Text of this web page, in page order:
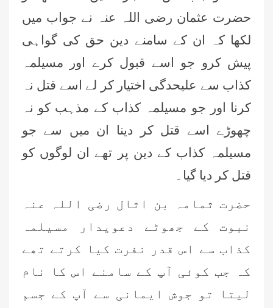
حضرت عثمان رضی اللہ عنہ نے جواب میں
لکھا کہ ان کے سامنے دین حق کی گواہی
پیش کرو جو اسے قبول کرے اور مسیلمہ
کذاب سے علیحدگی اختیار کر لے اسے قتل نہ
کرنا اور جو مسیلمہ کذاب کے مذہب کو نہ
چھوڑے اسے قتل کر دینا ان میں سے جو
مسیلمہ کذاب کے دین پر تھے ان لوگوں کو
قتل کر دیا گیا۔
حضرت ثمامہ بن اثال رضی اللہ عنہ
نبوت کے جھوٹے دعویدار مسیلمہ
کذاب سے اس قدر نفرت کیا کرتے تھے
کہ جب کوئی آپ کے سامنے اس کا نام
لیتا تو جوش ایمانی سے آپ کے جسم